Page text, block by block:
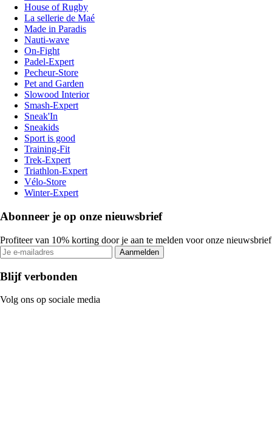
House of Rugby
La sellerie de Maé
Made in Paradis
Nauti-wave
On-Fight
Padel-Expert
Pecheur-Store
Pet and Garden
Slowood Interior
Smash-Expert
Sneak'In
Sneakids
Sport is good
Training-Fit
Trek-Expert
Triathlon-Expert
Vélo-Store
Winter-Expert
Abonneer je op onze nieuwsbrief
Profiteer van 10% korting door je aan te melden voor onze nieuwsbrief
Aanmelden
Blijf verbonden
Volg ons op sociale media